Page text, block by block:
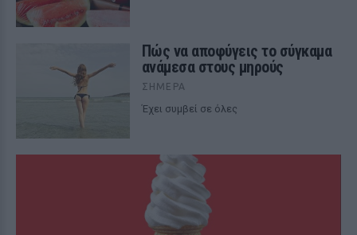
Πώς να αποφύγεις το σύγκαμα
ανάμεσα στους μηρούς
ΣΉΜΕΡΑ
Έχει συμβεί σε όλες